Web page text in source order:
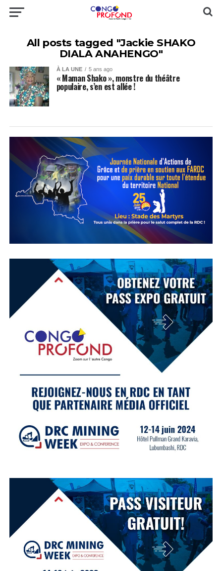
All posts tagged "Jackie SHAKO
DIALA ANAHENGO"
À LA UNE 5 ans ago
« Maman Shako », monstre du théâtre
populaire, s’en est allée !